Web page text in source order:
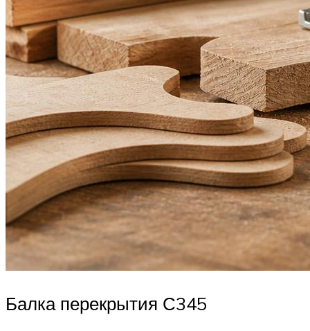
Балка перекрытия С345